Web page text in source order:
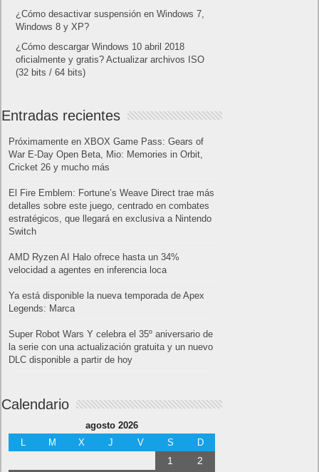
¿Cómo desactivar suspensión en Windows 7,
Windows 8 y XP?
¿Cómo descargar Windows 10 abril 2018
oficialmente y gratis? Actualizar archivos ISO
(32 bits / 64 bits)
Entradas recientes
Próximamente en XBOX Game Pass: Gears of
War E-Day Open Beta, Mio: Memories in Orbit,
Cricket 26 y mucho más
El Fire Emblem: Fortune’s Weave Direct trae más
detalles sobre este juego, centrado en combates
estratégicos, que llegará en exclusiva a Nintendo
Switch
AMD Ryzen AI Halo ofrece hasta un 34%
velocidad a agentes en inferencia loca
Ya está disponible la nueva temporada de Apex
Legends: Marca
Super Robot Wars Y celebra el 35º aniversario de
la serie con una actualización gratuita y un nuevo
DLC disponible a partir de hoy
Calendario
agosto 2026
L
M X J V S D
1
2